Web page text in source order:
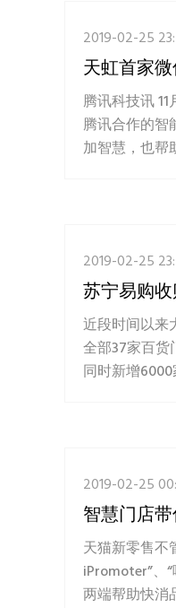
2019-02-25
天虹首家
腾讯科技讯
腾讯合作的智
加智慧，也帮
2019-02-25
苏宁易购
近段时间以来
全部37家百货
同时新增
2019-02-25
智慧门店
天猫新零售不
iPromoter”、
两端帮助快消